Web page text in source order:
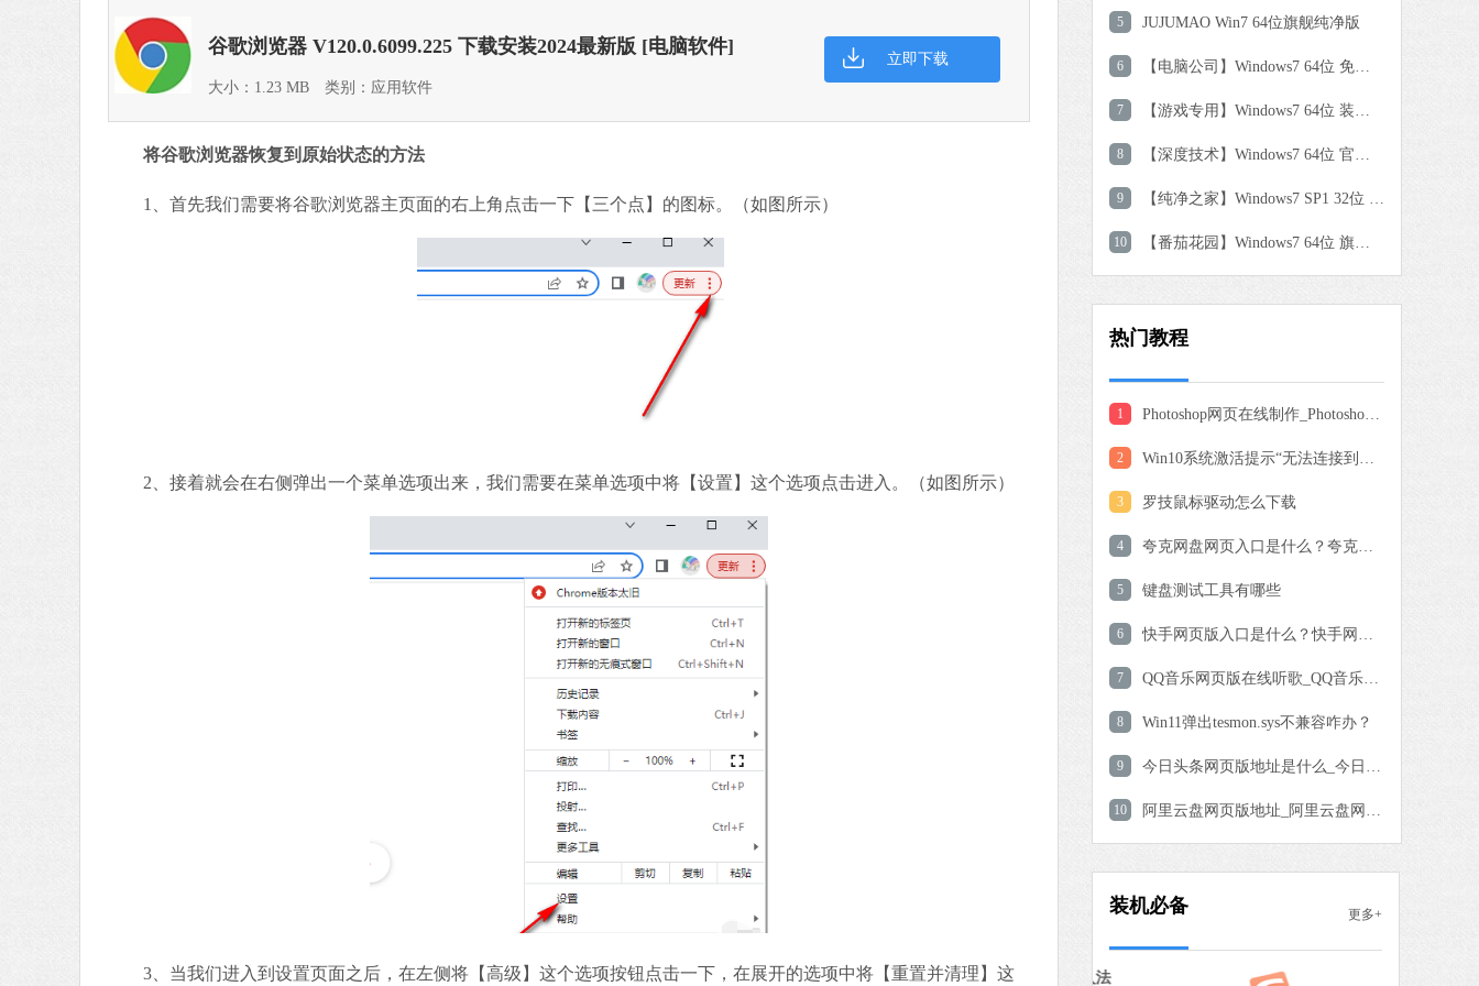
谷歌浏览器 V120.0.6099.225 下载安装2024最新版 [电脑软件]
大小：1.23 MB 类别：应用软件
立即下载
将谷歌浏览器恢复到原始状态的方法
1、首先我们需要将谷歌浏览器主页面的右上角点击一下【三个点】的图标。（如图所示）
2、接着就会在右侧弹出一个菜单选项出来，我们需要在菜单选项中将【设置】这个选项点击进入。（如图所示）
3、当我们进入到设置页面之后，在左侧将【高级】这个选项按钮点击一下，在展开的选项中将【重置并清理】这
5 JUJUMAO Win7 64位旗舰纯净版
6 【电脑公司】Windows7 64位 免费旗舰版
7 【游戏专用】Windows7 64位 装机旗舰版
8 【深度技术】Windows7 64位 官方旗舰版
9 【纯净之家】Windows7 SP1 32位 全补丁旗舰版
10 【番茄花园】Windows7 64位 旗舰装机版
热门教程
1 Photoshop网页在线制作_Photoshop网页版入口地址分享
2 Win10系统激活提示“无法连接到你组织的激活服务器”怎么办
3 罗技鼠标驱动怎么下载
4 夸克网盘网页入口是什么？夸克网盘网页版网址分享
5 键盘测试工具有哪些
6 快手网页版入口是什么？快手网页版地址分享
7 QQ音乐网页版在线听歌_QQ音乐网页版网址链接分享
8 Win11弹出tesmon.sys不兼容咋办？
9 今日头条网页版地址是什么_今日头条网页版入口网址分享
10 阿里云盘网页版地址_阿里云盘网页版入口网址分享
装机必备 更多+
软件大小：59.8 MB
下载
搜狗输入法
软件大小：191.39 MB
软件语言：简体中文
爱奇艺
QQ浏览器
软件语言：简体中文
下载
搜狗输入法